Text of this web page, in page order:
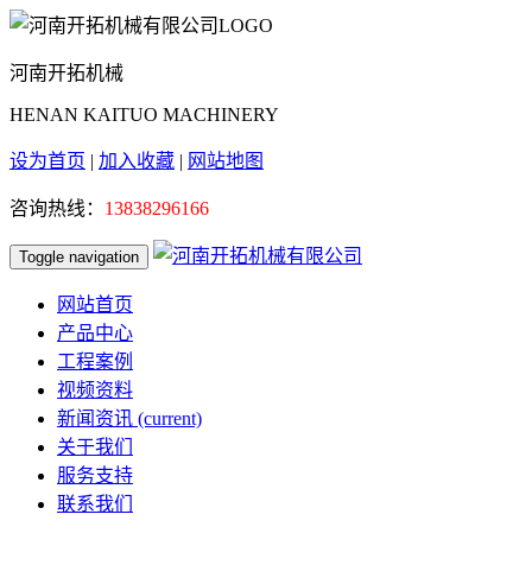
河南开拓机械
HENAN KAITUO MACHINERY
设为首页 | 加入收藏 | 网站地图
咨询热线： 13838296166
Toggle navigation
网站首页
产品中心
工程案例
视频资料
新闻资讯 (current)
关于我们
服务支持
联系我们